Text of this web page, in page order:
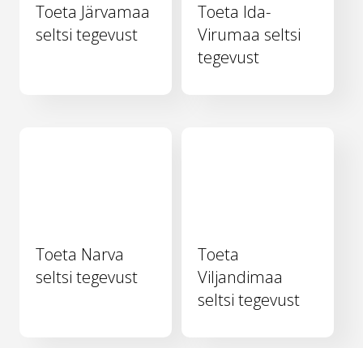
Toeta Järvamaa
seltsi tegevust
Toeta Ida-
Virumaa seltsi
tegevust
Toeta Narva
seltsi tegevust
Toeta
Viljandimaa
seltsi tegevust